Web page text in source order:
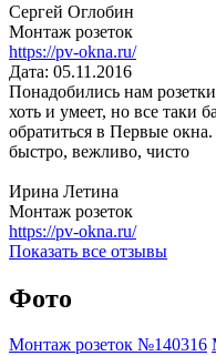
Сергей Оглобин
Монтаж розеток
https://pv-okna.ru/
Дата: 05.11.2016
Понадобились нам
хоть и умеет, но все таки
обратиться в Первые
быстро, вежливо, чисто
Ирина Летина
Монтаж розеток
https://pv-okna.ru/
Показать все отзывы
Фото
Монтаж розеток №140316